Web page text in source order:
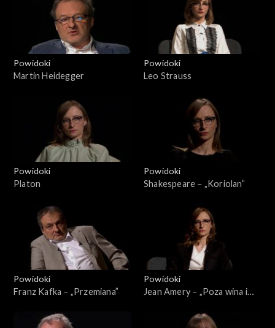
Powidoki
Martin Heidegger
Powidoki
Leo Strauss
Powidoki
Platon
Powidoki
Shakespeare − „Koriolan”
Powidoki
Franz Kafka − „Przemiana”
Powidoki
Jean Amery − „Poza wina i